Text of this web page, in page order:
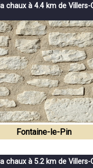
chaux à 4.4 km de Villers-
Fontaine-le-Pin
chaux à 5.2 km de Villers-